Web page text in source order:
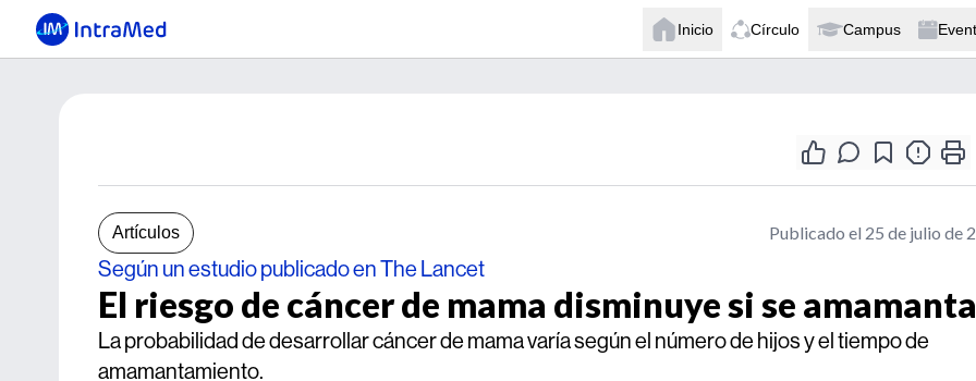
Inicio Círculo Campus
Artículos Publicado el 25 de julio de
Según un estudio publicado en The Lancet
El riesgo de cáncer de mama disminuye si se amamanta
La probabilidad de desarrollar cáncer de mama varía según el número de hijos y el tiempo de
amamantamiento.